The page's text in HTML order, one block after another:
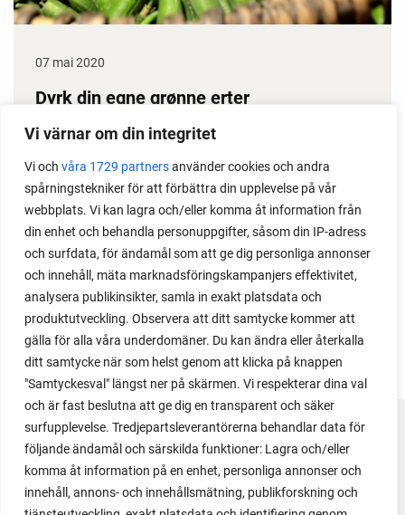
Vi värnar om din integritet
Vi och våra 1729 partnersanvänder cookies och andra
spårningstekniker för att förbättra din upplevelse på vår
webbplats. Vi kan lagra och/eller komma åt information från
din enhet och behandla personuppgifter, såsom din IP-adress
och surfdata, för ändamål som att ge dig personliga annonser
och innehåll, mäta marknadsföringskampanjers effektivitet,
analysera publikinsikter, samla in exakt platsdata och
produktutveckling. Observera att ditt samtycke kommer att
gälla för alla våra underdomäner. Du kan ändra eller återkalla
ditt samtycke när som helst genom att klicka på knappen
"Samtyckesval" längst ner på skärmen. Vi respekterar dina val
och är fast beslutna att ge dig en transparent och säker
surfupplevelse. Tredjepartsleverantörerna behandlar data för
följande ändamål och särskilda funktioner: Lagra och/eller
komma åt information på en enhet, personliga annonser och
innehåll, annons- och innehållsmätning, publikforskning och
07 mai 2020
Dyrk din egne grønne erter
Erter gir stor avling, dessuten klarer de seg i
en gullgruve i kjøkkenhagen. Her får du noen gode
ertedyrketips.
FACEBOOK
YOUTUBE